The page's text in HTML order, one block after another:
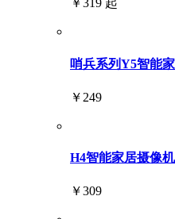
￥319 起
哨兵系列Y5智能
￥249
H4智能家居摄像
￥309